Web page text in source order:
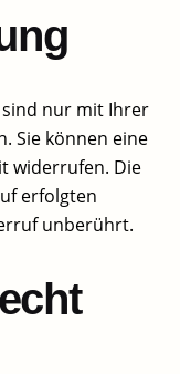
nur mit Ihrer
Sie können eine
widerrufen. Die
erfolgten
unberührt.